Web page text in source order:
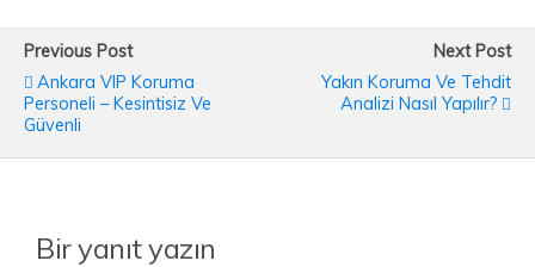
Previous Post
Ankara VIP Koruma
Personeli – Kesintisiz Ve
Güvenli
Next Post
Yakın Koruma Ve Tehdit
Analizi Nasıl Yapılır?
Bir yanıt yazın